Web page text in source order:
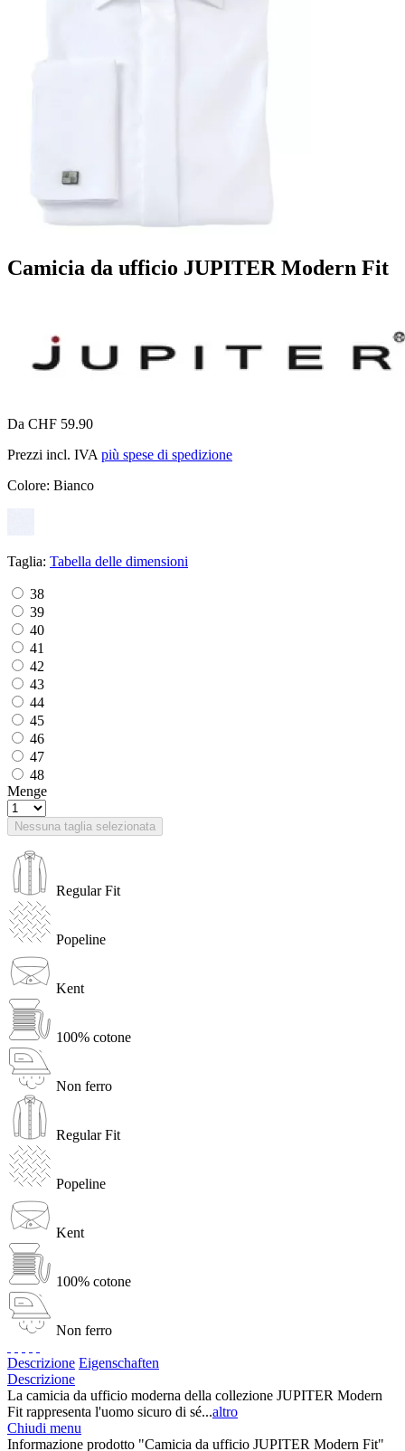
Camicia da ufficio JUPITER Modern Fit
Da CHF 59.90
Prezzi incl. IVA più spese di spedizione
Colore: Bianco
Taglia: Tabella delle dimensioni
38
39
40
41
42
43
44
45
46
47
48
Menge
Nessuna taglia selezionata
Regular Fit
Popeline
Kent
100% cotone
Non ferro
Regular Fit
Popeline
Kent
100% cotone
Non ferro
Descrizione Eigenschaften
Descrizione
La camicia da ufficio moderna della collezione JUPITER Modern
Fit rappresenta l'uomo sicuro di sé...altro
Chiudi menu
Informazione prodotto "Camicia da ufficio JUPITER Modern Fit"